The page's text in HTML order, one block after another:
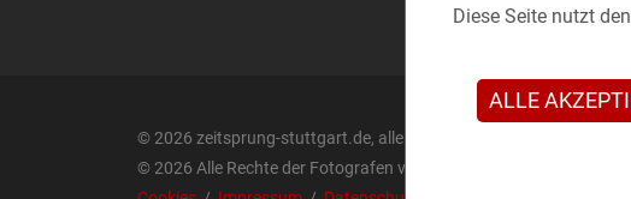
© 2026 zeitsprung-stuttgart.de, alle Rechte vorbehalten
© 2026 Alle Rechte der Fotografen vorbehalten.
Diese Seite nutzt
ALLE